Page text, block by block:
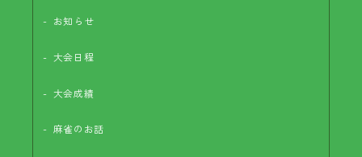
お知らせ
大会日程
大会成績
麻雀のお話